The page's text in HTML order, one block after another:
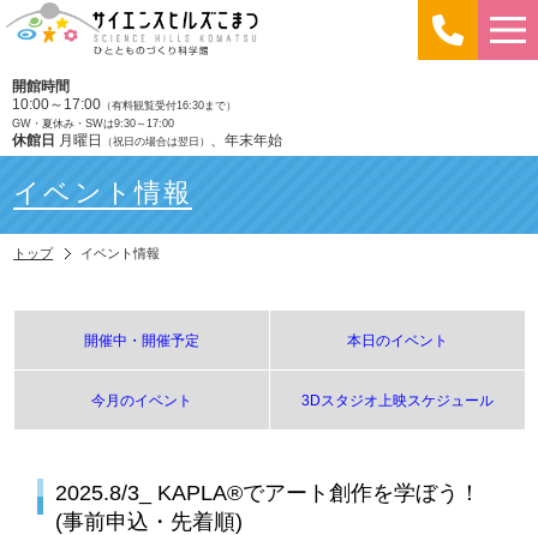
開館時間
10:00～17:00 （有料観覧受付16:30まで）
GW・夏休み・SWは9:30～17:00
休館日 月曜日 （祝日の場合は翌日） 、年末年始
イベント情報
トップ イベント情報
開催中・開催予定 本日のイベント
今月のイベント 3Dスタジオ上映スケジュール
2025.8/3_ KAPLA®︎でアート創作を学ぼう！
(事前申込・先着順)